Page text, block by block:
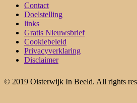
Contact
Doelstelling
links
Gratis Nieuwsbrief
Cookiebeleid
Privacyverklaring
Disclaimer
© 2019 Oisterwijk In Beeld. All rights